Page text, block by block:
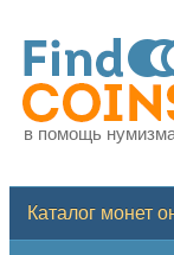
в помощь
Каталог монет